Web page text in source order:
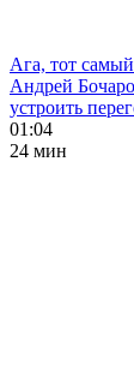
Ага, тот
Андрей
устроить
01:04
24 мин